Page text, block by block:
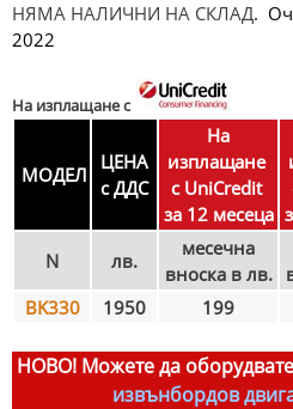
НЯМА НАЛИЧНИ НА СКЛАД.
2022
На изплащане с
МОДЕЛ
ЦЕНА
с ДДС
На
изплащане
с UniCredit
за 12 месеца
N
лв.
месечна
вноска в лв.
BK330
1950 199
НОВО! Можете да оборудвате
извънбордов